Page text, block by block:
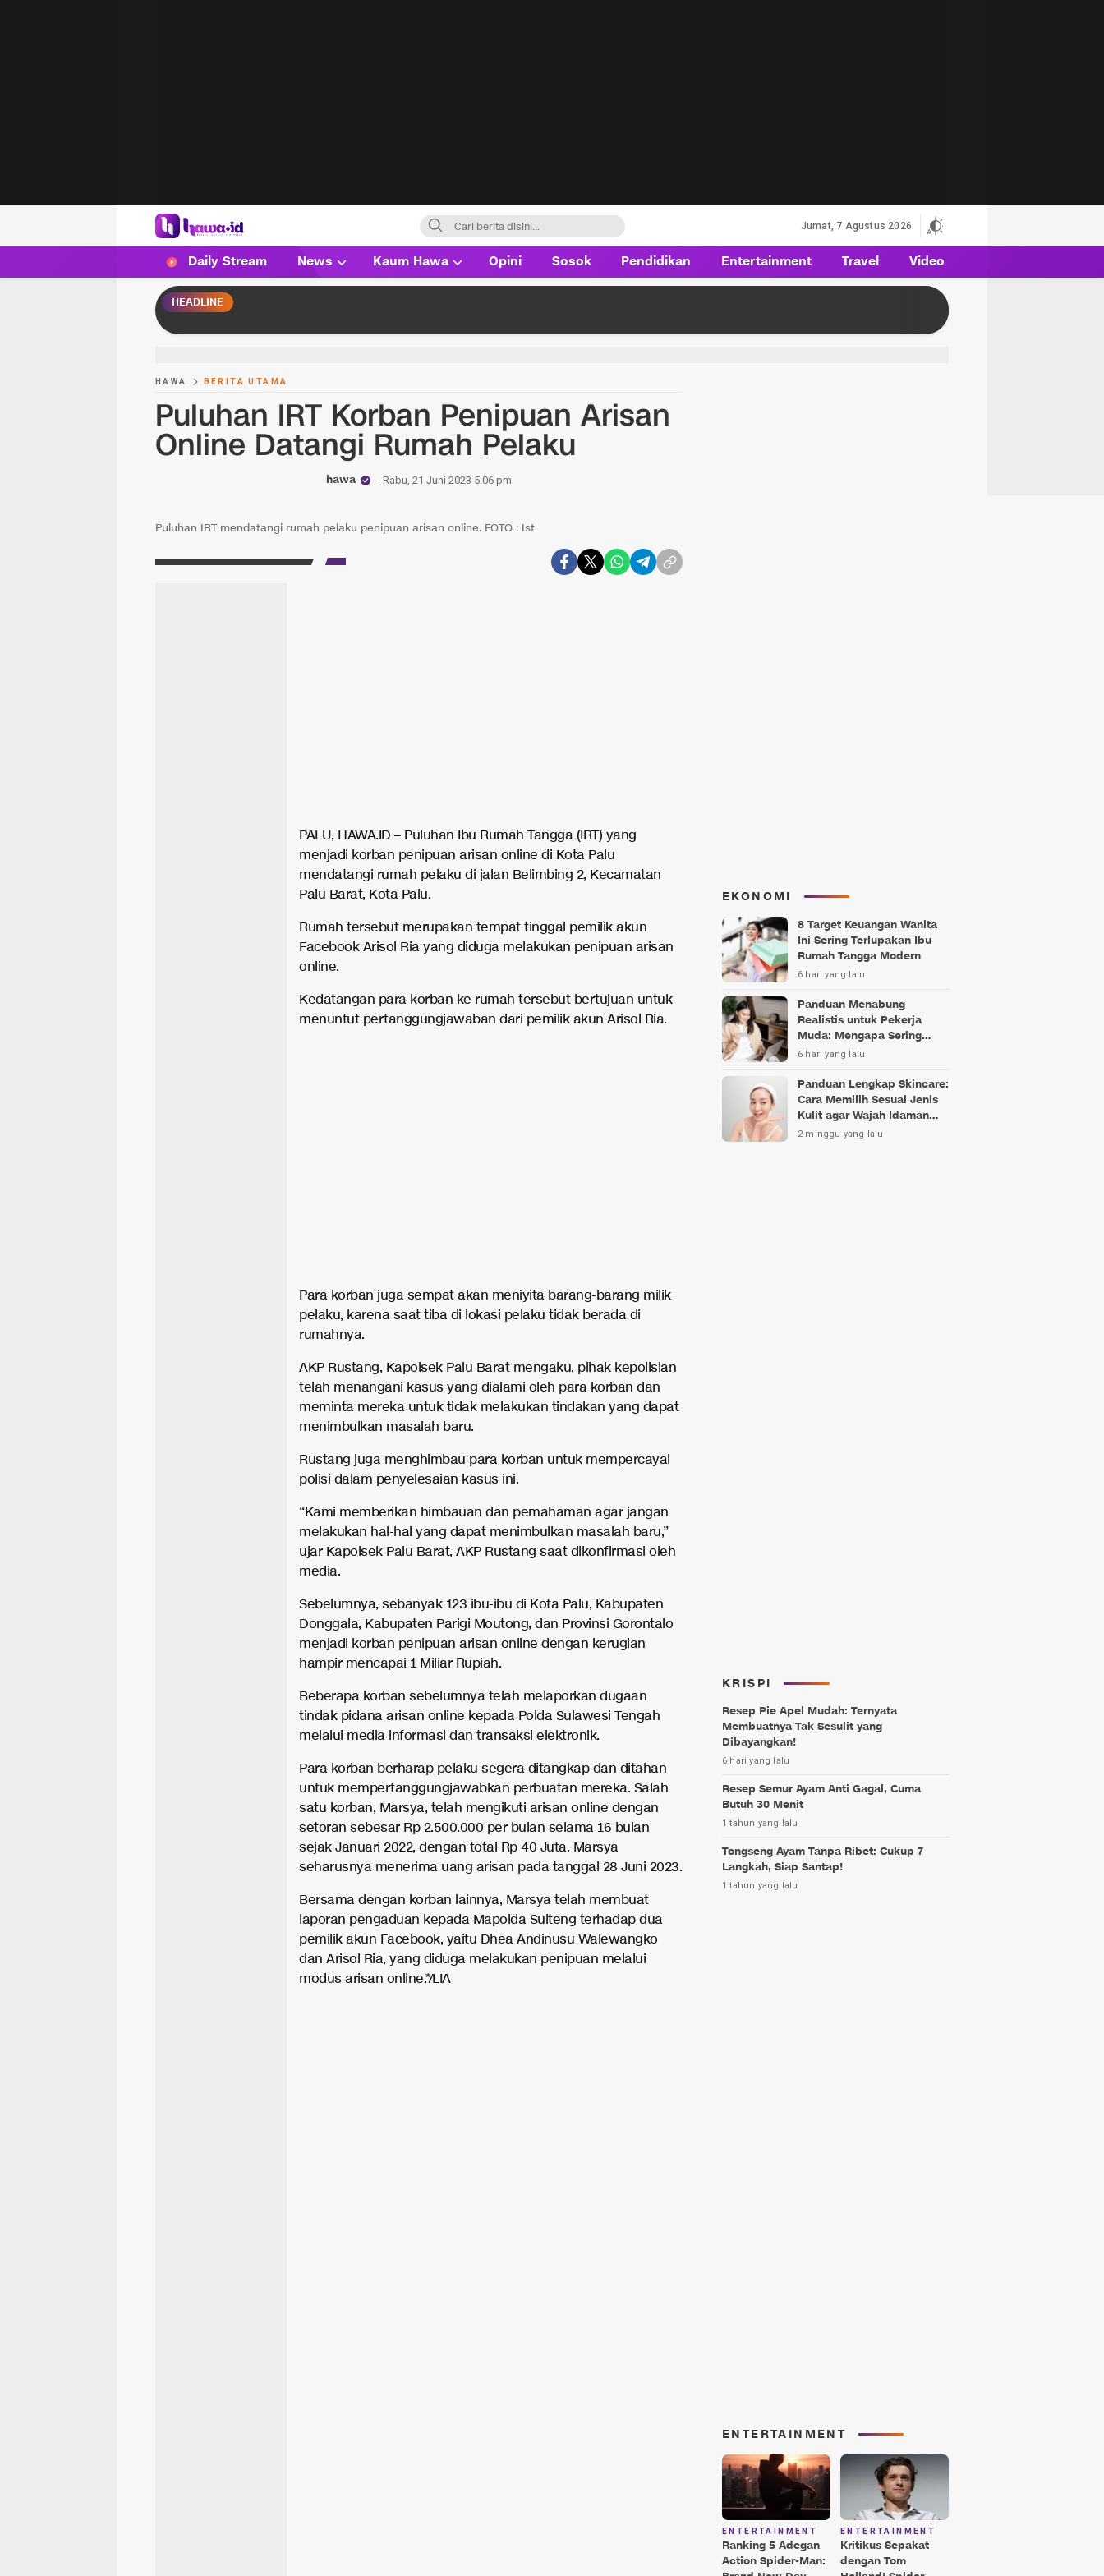
HAWA
Haluan Wanita Indonesia
Jumat, 7 Agustus 2026
Daily Stream News Kaum Hawa Opini Sosok Pendidikan Entertainment Travel Video
HEADLINE
HAWA BERITA UTAMA
Puluhan IRT Korban Penipuan Arisan
Online Datangi Rumah Pelaku
hawa Rabu, 21 Juni 2023 5:06 pm
Puluhan IRT mendatangi rumah pelaku penipuan arisan online. FOTO : Ist
PALU, HAWA.ID – Puluhan Ibu Rumah Tangga (IRT) yang
menjadi korban penipuan arisan online di Kota Palu
mendatangi rumah pelaku di jalan Belimbing 2, Kecamatan
Palu Barat, Kota Palu.
Rumah tersebut merupakan tempat tinggal pemilik akun
Facebook Arisol Ria yang diduga melakukan penipuan arisan
online.
Kedatangan para korban ke rumah tersebut bertujuan untuk
menuntut pertanggungjawaban dari pemilik akun Arisol Ria.
Para korban juga sempat akan meniyita barang-barang milik
pelaku, karena saat tiba di lokasi pelaku tidak berada di
rumahnya.
AKP Rustang, Kapolsek Palu Barat mengaku, pihak kepolisian
telah menangani kasus yang dialami oleh para korban dan
meminta mereka untuk tidak melakukan tindakan yang dapat
menimbulkan masalah baru.
Rustang juga menghimbau para korban untuk mempercayai
polisi dalam penyelesaian kasus ini.
“Kami memberikan himbauan dan pemahaman agar jangan
melakukan hal-hal yang dapat menimbulkan masalah baru,”
ujar Kapolsek Palu Barat, AKP Rustang saat dikonfirmasi oleh
media.
Sebelumnya, sebanyak 123 ibu-ibu di Kota Palu, Kabupaten
Donggala, Kabupaten Parigi Moutong, dan Provinsi Gorontalo
menjadi korban penipuan arisan online dengan kerugian
hampir mencapai 1 Miliar Rupiah.
Beberapa korban sebelumnya telah melaporkan dugaan
tindak pidana arisan online kepada Polda Sulawesi Tengah
melalui media informasi dan transaksi elektronik.
Para korban berharap pelaku segera ditangkap dan ditahan
untuk mempertanggungjawabkan perbuatan mereka. Salah
satu korban, Marsya, telah mengikuti arisan online dengan
setoran sebesar Rp 2.500.000 per bulan selama 16 bulan
sejak Januari 2022, dengan total Rp 40 Juta. Marsya
seharusnya menerima uang arisan pada tanggal 28 Juni 2023.
Bersama dengan korban lainnya, Marsya telah membuat
laporan pengaduan kepada Mapolda Sulteng terhadap dua
pemilik akun Facebook, yaitu Dhea Andinusu Walewangko
dan Arisol Ria, yang diduga melakukan penipuan melalui
modus arisan online.*/LIA
EKONOMI
8 Target Keuangan Wanita
Ini Sering Terlupakan Ibu
Rumah Tangga Modern
6 hari yang lalu
Panduan Menabung
Realistis untuk Pekerja
Muda: Mengapa Sering
Gagal?
6 hari yang lalu
Panduan Lengkap Skincare:
Cara Memilih Sesuai Jenis
Kulit agar Wajah Idaman
Bukan Sekadar Mimpi
2 minggu yang lalu
KRISPI
Resep Pie Apel Mudah: Ternyata
Membuatnya Tak Sesulit yang
Dibayangkan!
6 hari yang lalu
Resep Semur Ayam Anti Gagal, Cuma
Butuh 30 Menit
1 tahun yang lalu
Tongseng Ayam Tanpa Ribet: Cukup 7
Langkah, Siap Santap!
1 tahun yang lalu
ENTERTAINMENT
ENTERTAINMENT
Ranking 5 Adegan
Action Spider-Man:
ENTERTAINMENT
Kritikus Sepakat
dengan Tom